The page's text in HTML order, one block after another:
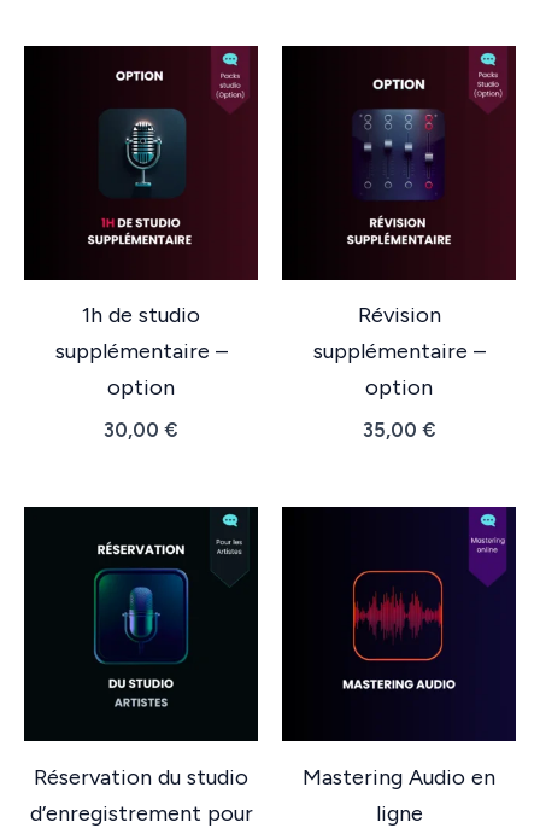
1h de studio
supplémentaire –
option
30,00 €
Révision
supplémentaire –
option
35,00 €
Réservation du studio
d’enregistrement pour
Mastering Audio en
ligne